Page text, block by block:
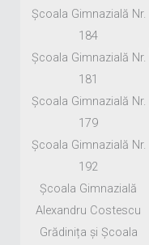
Școala Gimnazială Nr.
184
Școala Gimnazială Nr.
181
Școala Gimnazială Nr.
179
Școala Gimnazială Nr.
192
Școala Gimnazială
Alexandru Costescu
Grădinița și Școala